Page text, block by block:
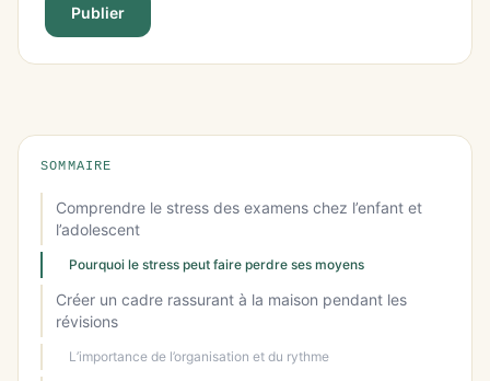
Publier
SOMMAIRE
Comprendre le stress des examens chez l’enfant et
l’adolescent
Pourquoi le stress peut faire perdre ses moyens
Créer un cadre rassurant à la maison pendant les
révisions
L’importance de l’organisation et du rythme